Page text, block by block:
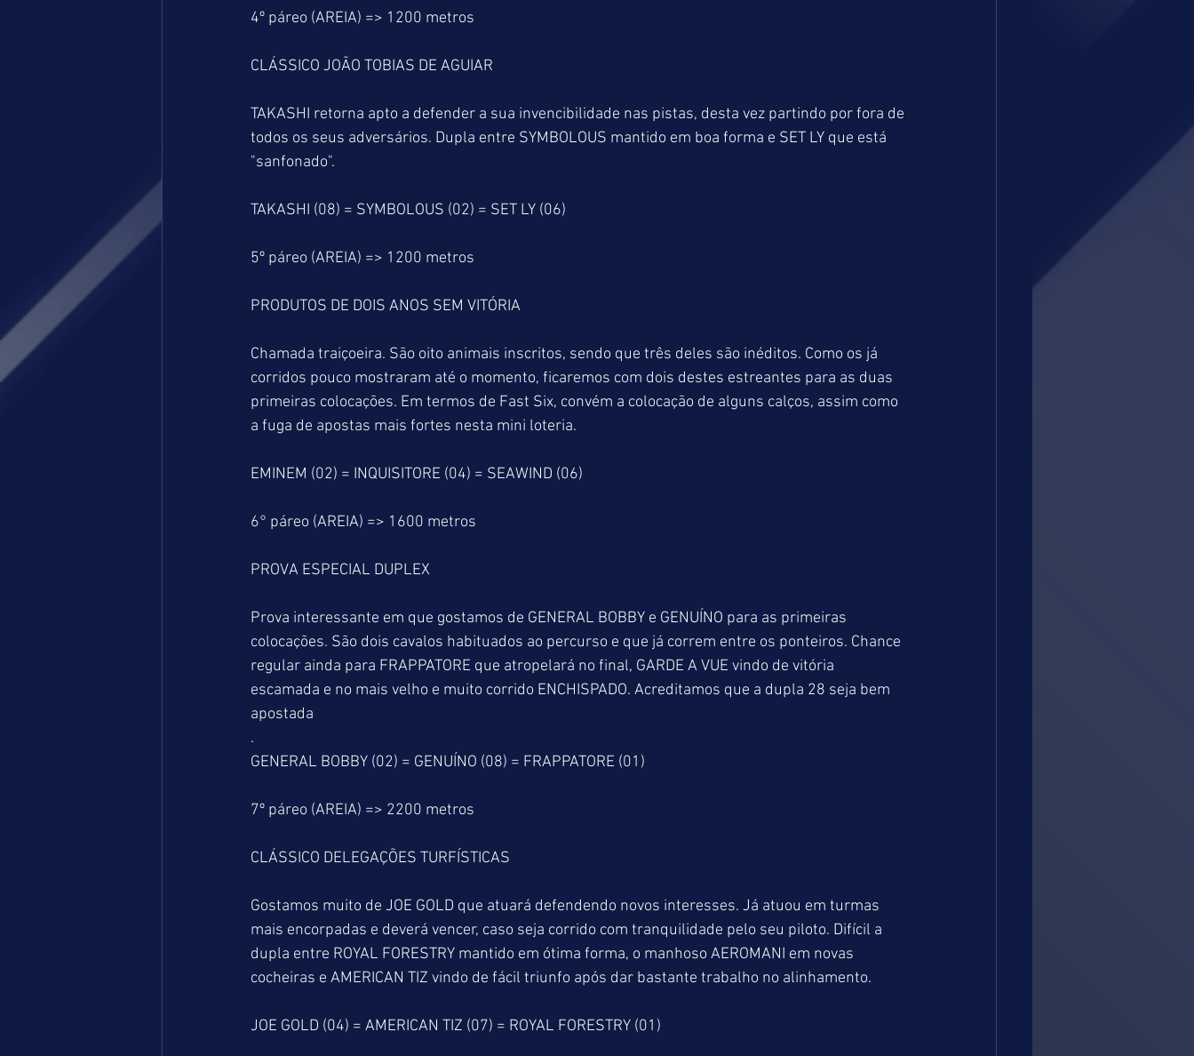
4º páreo (AREIA) => 1200 metros
CLÁSSICO JOÃO TOBIAS DE AGUIAR
TAKASHI retorna apto a defender a sua invencibilidade nas pistas, desta vez partindo por fora de
todos os seus adversários. Dupla entre SYMBOLOUS mantido em boa forma e SET LY que está
"sanfonado".
TAKASHI (08) = SYMBOLOUS (02) = SET LY (06)
5º páreo (AREIA) => 1200 metros
PRODUTOS DE DOIS ANOS SEM VITÓRIA
Chamada traiçoeira. São oito animais inscritos, sendo que três deles são inéditos. Como os já
corridos pouco mostraram até o momento, ficaremos com dois destes estreantes para as duas
primeiras colocações. Em termos de Fast Six, convém a colocação de alguns calços, assim como
a fuga de apostas mais fortes nesta mini loteria.
EMINEM (02) = INQUISITORE (04) = SEAWIND (06)
6° páreo (AREIA) => 1600 metros
PROVA ESPECIAL DUPLEX
Prova interessante em que gostamos de GENERAL BOBBY e GENUÍNO para as primeiras
colocações. São dois cavalos habituados ao percurso e que já correm entre os ponteiros. Chance
regular ainda para FRAPPATORE que atropelará no final, GARDE A VUE vindo de vitória
escamada e no mais velho e muito corrido ENCHISPADO. Acreditamos que a dupla 28 seja bem
apostada
.
GENERAL BOBBY (02) = GENUÍNO (08) = FRAPPATORE (01)
7º páreo (AREIA) => 2200 metros
CLÁSSICO DELEGAÇÕES TURFÍSTICAS
Gostamos muito de JOE GOLD que atuará defendendo novos interesses. Já atuou em turmas
mais encorpadas e deverá vencer, caso seja corrido com tranquilidade pelo seu piloto. Difícil a
dupla entre ROYAL FORESTRY mantido em ótima forma, o manhoso AEROMANI em novas
cocheiras e AMERICAN TIZ vindo de fácil triunfo após dar bastante trabalho no alinhamento.
JOE GOLD (04) = AMERICAN TIZ (07) = ROYAL FORESTRY (01)